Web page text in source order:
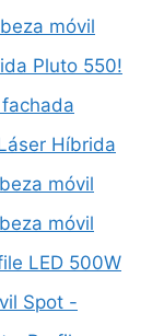
móvil
Pluto 550!
Híbrida
móvil
móvil
LED 500W
Spot -